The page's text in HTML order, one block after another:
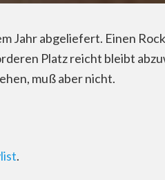
Jahr abgeliefert. Einen
Platz reicht bleibt
muß aber nicht.
.